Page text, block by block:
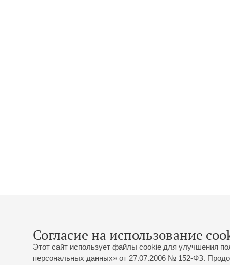
Согласие на использование
Этот сайт использует файлы cookie для улучшения
персональных данных» от 27.07.2006 № 152-ФЗ.